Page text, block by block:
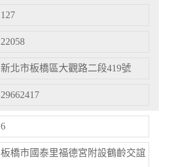
127
22058
新北市板橋區大觀路二段419號
29662417
6
板橋市國泰里福德宮附設鶴齡交誼